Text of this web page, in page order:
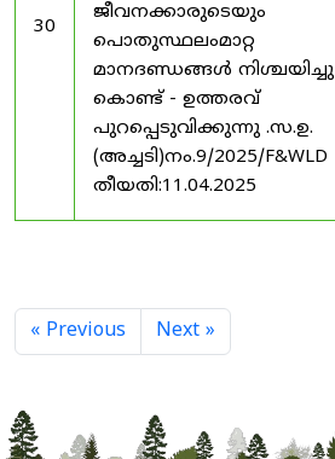
30
ജീവനക്കാരുടെയും
പൊതുസ്ഥലംമാറ്റ
മാനദണ്ഡങ്ങൾ നിശ്ചയിച്ചു
കൊണ്ട് - ഉത്തരവ്
പുറപ്പെടുവിക്കുന്നു .സ.ഉ.
(അച്ചടി)നം.9/2025/F&WLD
തീയതി:11.04.2025
« Previous Next »